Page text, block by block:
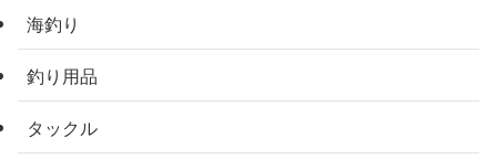
海釣り
釣り用品
タックル